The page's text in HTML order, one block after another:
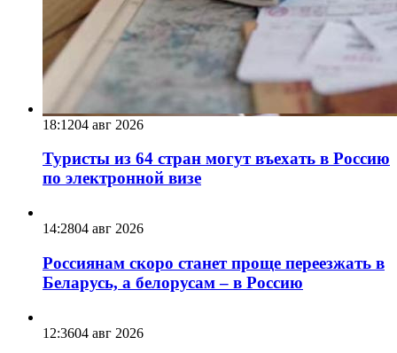
18:1204 авг 2026
Туристы из 64 стран могут въехать в Россию
по электронной визе
14:2804 авг 2026
Россиянам скоро станет проще переезжать в
Беларусь, а белорусам – в Россию
12:3604 авг 2026